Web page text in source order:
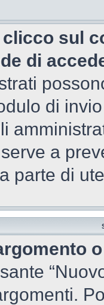
sul
di
di
a
parte di